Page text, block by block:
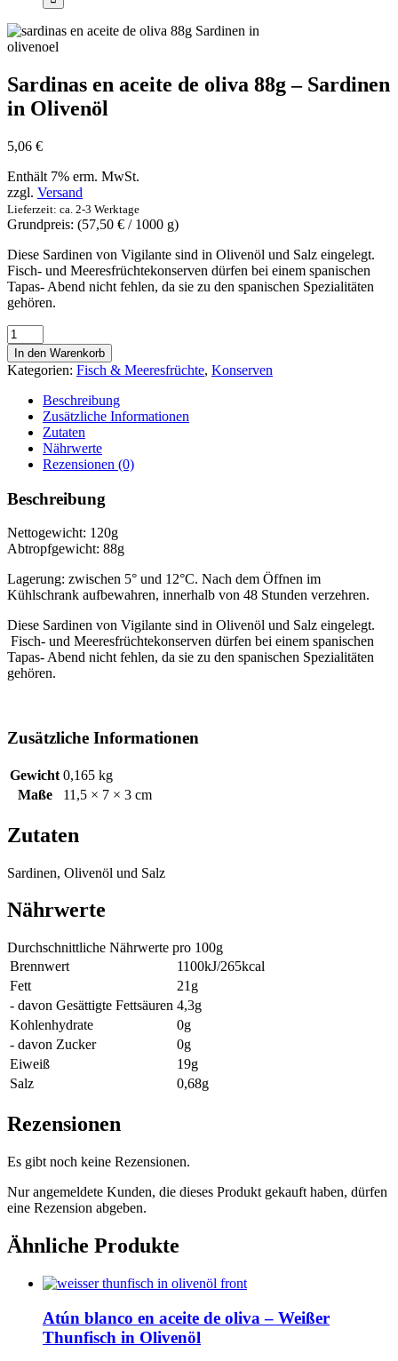
Sardinas en aceite de oliva 88g – Sardinen
in Olivenöl
5,06 €
Enthält 7% erm. MwSt.
zzgl. Versand
Lieferzeit: ca. 2-3 Werktage
Grundpreis: (57,50 € / 1000 g)
Diese Sardinen von Vigilante sind in Olivenöl und Salz eingelegt.
Fisch- und Meeresfrüchtekonserven dürfen bei einem spanischen
Tapas- Abend nicht fehlen, da sie zu den spanischen Spezialitäten
gehören.
Sardinas
en
aceite
de
oliva
Sardinen
Olivenöl
Menge
In den Warenkorb
Kategorien: Fisch & Meeresfrüchte, Konserven
Beschreibung
Zusätzliche Informationen
Zutaten
Nährwerte
Rezensionen (0)
Beschreibung
Nettogewicht: 120g
Abtropfgewicht: 88g
Lagerung: zwischen 5° und 12°C. Nach dem Öffnen im
Kühlschrank aufbewahren, innerhalb von 48 Stunden verzehren.
Diese Sardinen von Vigilante sind in Olivenöl und Salz eingelegt.
Fisch- und Meeresfrüchtekonserven dürfen bei einem spanischen
Tapas- Abend nicht fehlen, da sie zu den spanischen Spezialitäten
gehören.
Zusätzliche Informationen
Gewicht 0,165 kg
Maße
11,5 × 7 × 3 cm
Zutaten
Sardinen, Olivenöl und Salz
Nährwerte
Durchschnittliche Nährwerte pro 100g
Brennwert
1100kJ/265kcal
Fett
21g
- davon Gesättigte Fettsäuren 4,3g
Kohlenhydrate
0g
- davon Zucker
0g
Eiweiß
19g
Salz
0,68g
Rezensionen
Es gibt noch keine Rezensionen.
Nur angemeldete Kunden, die dieses Produkt gekauft haben, dürfen
eine Rezension abgeben.
Ähnliche Produkte
Atún blanco en aceite de oliva – Weißer
Thunfisch in Olivenöl